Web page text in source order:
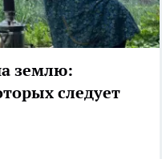
землю:
следует